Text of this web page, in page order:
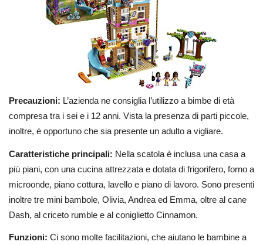
Precauzioni: L’azienda ne consiglia l’utilizzo a bimbe di età
compresa tra i sei e i 12 anni. Vista la presenza di parti piccole,
inoltre, è opportuno che sia presente un adulto a vigliare.
Caratteristiche principali: Nella scatola è inclusa una casa a
più piani, con una cucina attrezzata e dotata di frigorifero, forno a
microonde, piano cottura, lavello e piano di lavoro. Sono presenti
inoltre tre mini bambole, Olivia, Andrea ed Emma, oltre al cane
Dash, al criceto rumble e al coniglietto Cinnamon.
Funzioni: Ci sono molte facilitazioni, che aiutano le bambine a